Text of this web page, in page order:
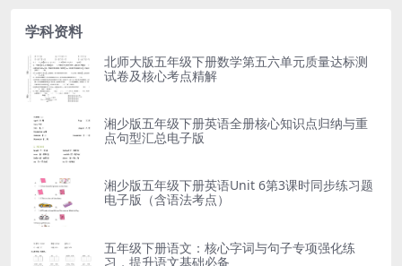
学科资料
北师大版五年级下册数学第五六单元质量达标测
试卷及核心考点精解
湘少版五年级下册英语全册核心知识点归纳与重
点句型汇总电子版
湘少版五年级下册英语Unit 6第3课时同步练习题
电子版（含语法考点）
五年级下册语文：核心字词与句子专项强化练
习，提升语文基础必备